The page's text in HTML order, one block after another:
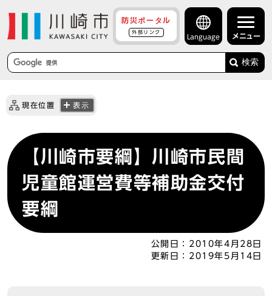
防災ポータル
外部リンク
Language メニュー
検索
現在位置 表示
【川崎市要綱】川崎市民間
児童館運営費等補助金交付
要綱
公開日： 2010年4月28日
更新日： 2019年5月14日